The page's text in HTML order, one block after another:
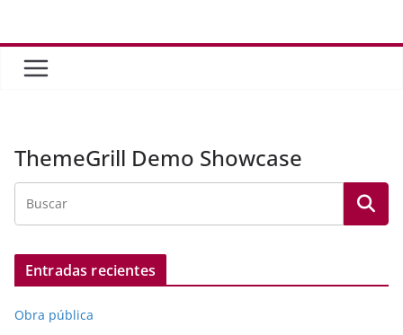
contenido
ThemeGrill Demo Showcase
Entradas recientes
Obra pública